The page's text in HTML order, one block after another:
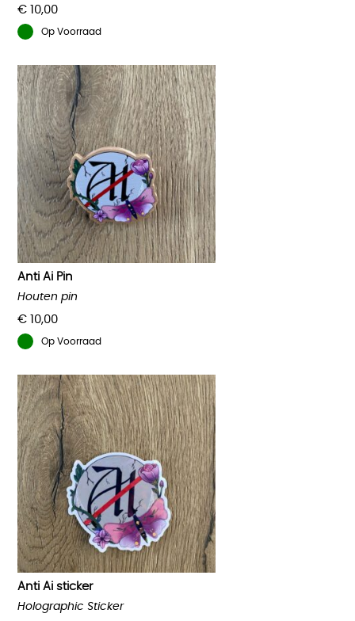
€ 10,00
Op Voorraad
Anti Ai Pin
€ 10,00
Houten pin
Op Voorraad
Anti Ai sticker
Holographic Sticker